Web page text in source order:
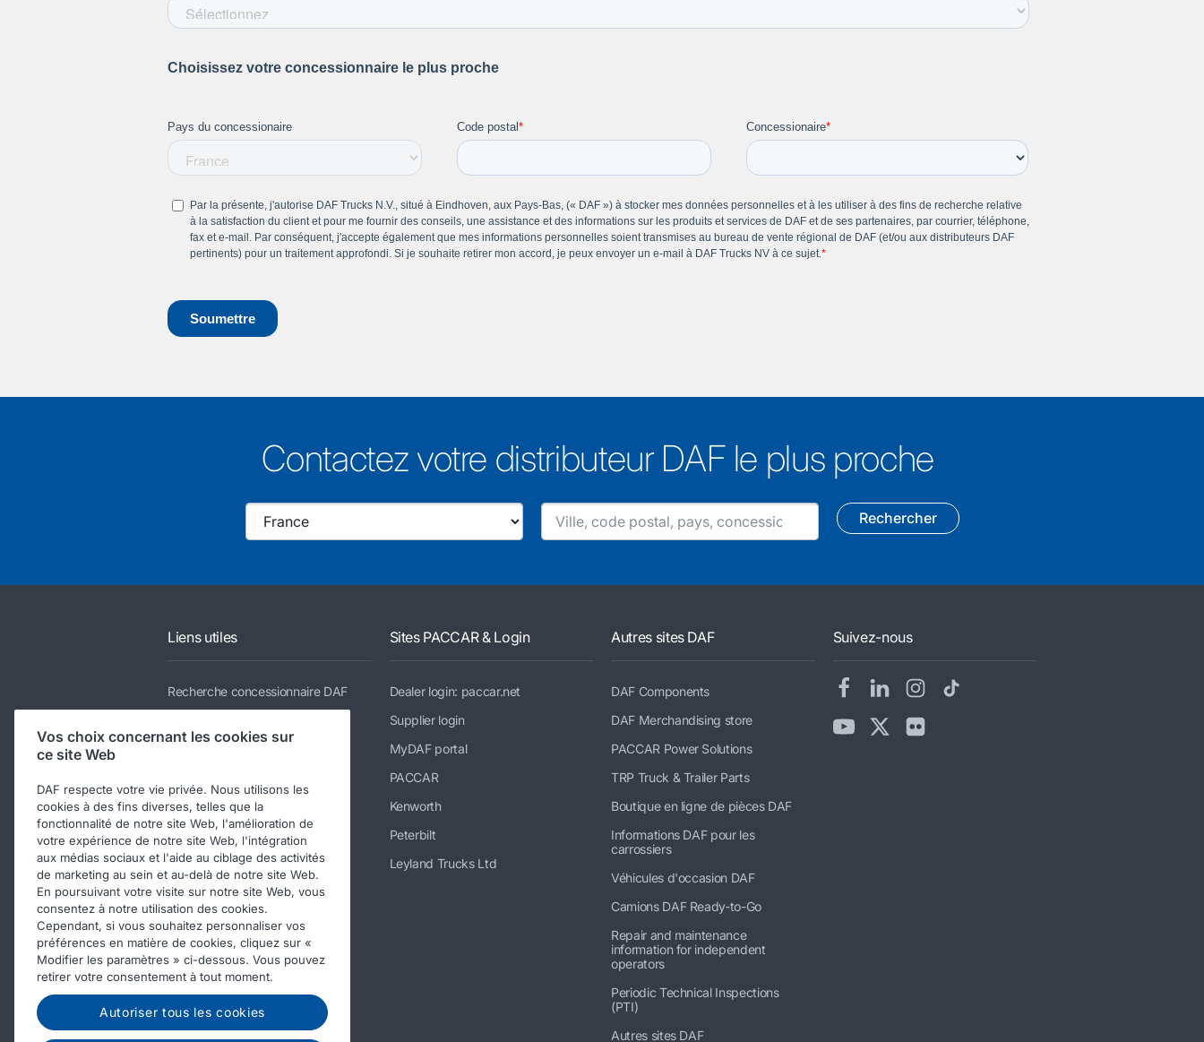
Contactez votre distributeur DAF le plus proche
Rechercher
Liens utiles
Recherche concessionnaire DAF
Nous rejoindre
A propos de DAF
Contacter DAF Trucks France
Téléchargements
Code de conduite
Sites PACCAR & Login
Dealer login: paccar.net
Supplier login
MyDAF portal
PACCAR
Kenworth
Peterbilt
Leyland Trucks Ltd
Autres sites DAF
DAF Components
DAF Merchandising store
PACCAR Power Solutions
TRP Truck & Trailer Parts
Boutique en ligne de pièces DAF
Informations DAF pour les
carrossiers
Véhicules d'occasion DAF
Camions DAF Ready-to-Go
Repair and maintenance
information for independent
operators
Periodic Technical Inspections
(PTI)
Autres sites DAF
Suivez-nous
Vos choix concernant les cookies sur
ce site Web
DAF respecte votre vie privée. Nous utilisons les
cookies à des fins diverses, telles que la
fonctionnalité de notre site Web, l'amélioration de
votre expérience de notre site Web, l'intégration
aux médias sociaux et l'aide au ciblage des activités
de marketing au sein et au-delà de notre site Web.
En poursuivant votre visite sur notre site Web, vous
consentez à notre utilisation des cookies.
Cependant, si vous souhaitez personnaliser vos
préférences en matière de cookies, cliquez sur «
Modifier les paramètres » ci-dessous. Vous pouvez
retirer votre consentement à tout moment.
Autoriser tous les cookies